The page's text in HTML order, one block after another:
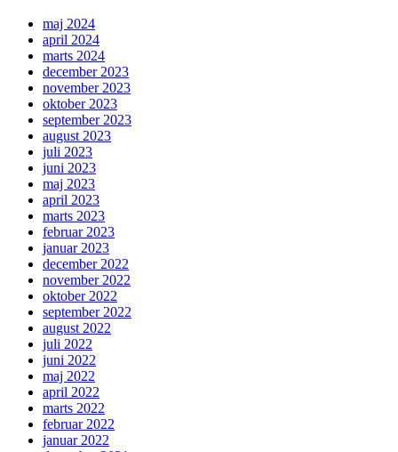
maj 2024
april 2024
marts 2024
december 2023
november 2023
oktober 2023
september 2023
august 2023
juli 2023
juni 2023
maj 2023
april 2023
marts 2023
februar 2023
januar 2023
december 2022
november 2022
oktober 2022
september 2022
august 2022
juli 2022
juni 2022
maj 2022
april 2022
marts 2022
februar 2022
januar 2022